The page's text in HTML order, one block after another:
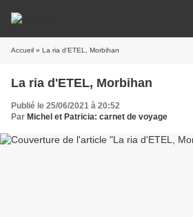
Accueil » La ria d'ETEL, Morbihan
La ria d'ETEL, Morbihan
Publié le 25/06/2021 à 20:52
Par Michel et Patricia: carnet de voyage